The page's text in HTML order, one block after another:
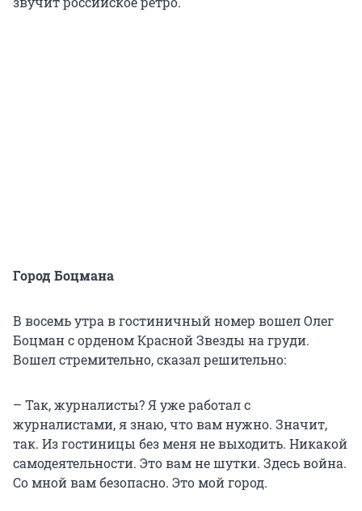
Город Боцмана
В восемь утра в гостиничный номер вошел Олег
Боцман с орденом Красной Звезды на груди.
Вошел стремительно, сказал решительно:
– Так, журналисты? Я уже работал с
журналистами, я знаю, что вам нужно. Значит,
так. Из гостиницы без меня не выходить. Никакой
самодеятельности. Это вам не шутки. Здесь война.
Со мной вам безопасно. Это мой город.